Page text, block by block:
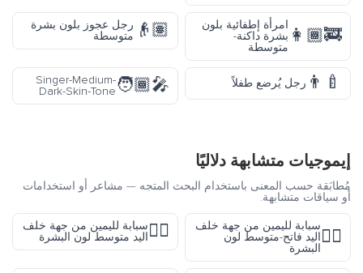
👩🏾‍🚒
امرأة إطفائية بلون
بشرة داكنة-
متوسطة
👴🏽 رجل عجوز بلون بشرة
متوسطة
👨‍🍼 رجل يُرضع طفلاً 🧑🏾‍🎤
Singer-Medium-
Dark-Skin-Tone
إيموجيات متشابهة دلاليًا
مُطابَقة حسب المعنى باستخدام البحث المتجه — مشاعر أو استخدامات
أو سياقات متشابهة.
👉🏼
سبابة لليمين من جهة خلف
اليد فاتح-متوسط لون
البشرة
👉🏽سبابة لليمين من جهة خلف
اليد متوسط لون البشرة